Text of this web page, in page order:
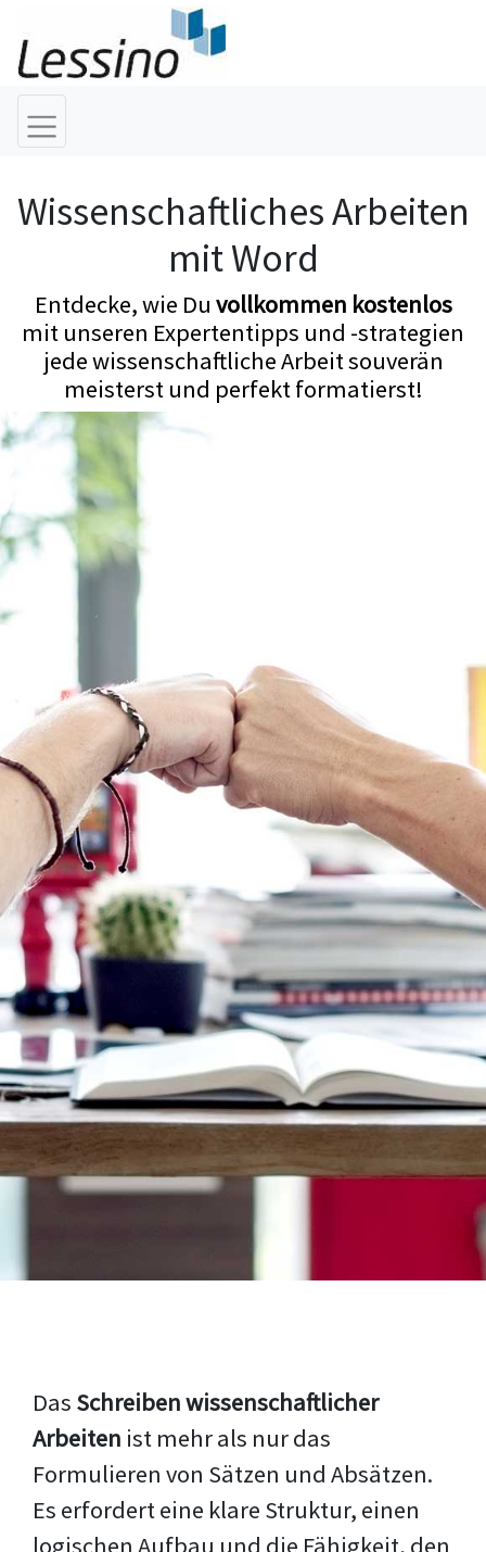
Wissenschaftliches Arbeiten
mit Word
Entdecke, wie Du vollkommen kostenlos
mit unseren Expertentipps und -strategien
jede wissenschaftliche Arbeit souverän
meisterst und perfekt formatierst!
Das Schreiben wissenschaftlicher
Arbeiten ist mehr als nur das
Formulieren von Sätzen und Absätzen.
Es erfordert eine klare Struktur, einen
logischen Aufbau und die Fähigkeit, den